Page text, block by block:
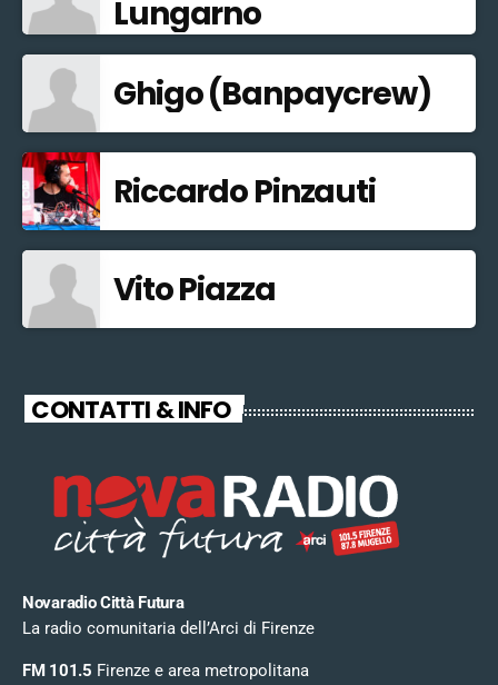
Lungarno
Ghigo (Banpaycrew)
Riccardo Pinzauti
Vito Piazza
CONTATTI & INFO
Novaradio Città Futura
La radio comunitaria dell’Arci di Firenze
FM 101.5 Firenze e area metropolitana